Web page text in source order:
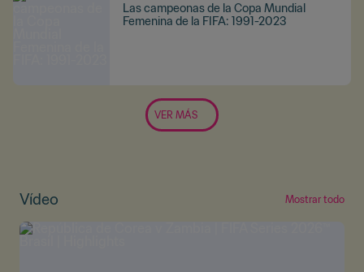
Las campeonas de la Copa Mundial
Femenina de la FIFA: 1991-2023
VER MÁS
Vídeo Mostrar todo